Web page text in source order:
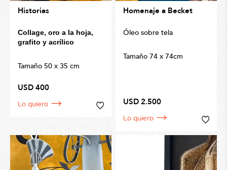
Historias
Collage, oro a la hoja,
grafito y acrílico
Tamaño 50 x 35 cm
USD 400
Lo quiero
Homenaje a Becket
Óleo sobre tela
Tamaño 74 x 74cm
USD 2.500
Lo quiero